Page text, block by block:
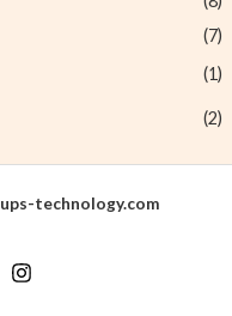
(7)
(1)
(2)
ups-technology.com